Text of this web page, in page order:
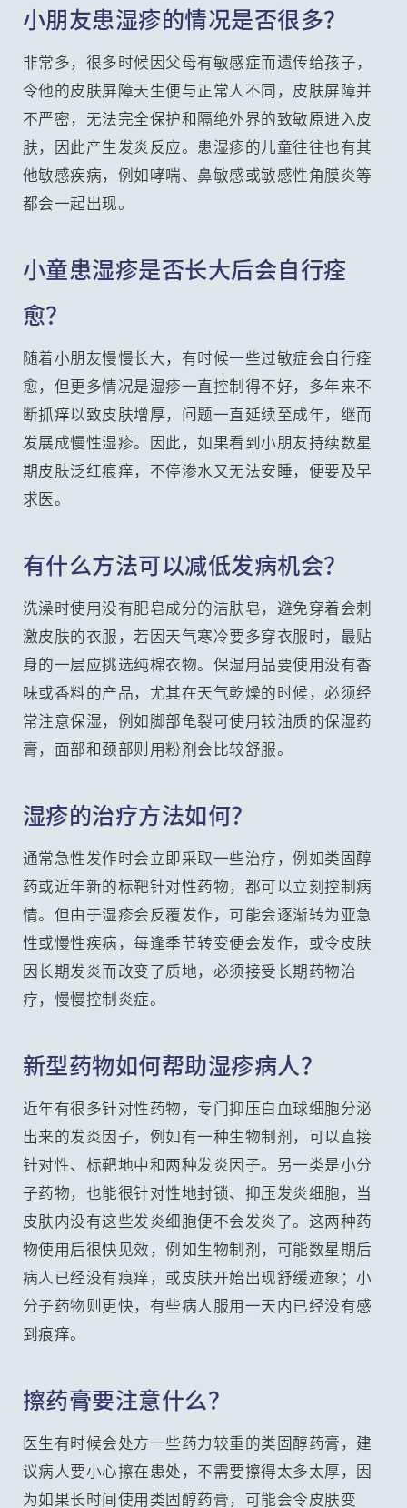
小朋友患湿疹的情况是否很多？
非常多，很多时候因父母有敏感症而遗传给孩子，
令他的皮肤屏障天生便与正常人不同，皮肤屏障并
不严密，无法完全保护和隔绝外界的致敏原进入皮
肤，因此产生发炎反应。患湿疹的儿童往往也有其
他敏感疾病，例如哮喘、鼻敏感或敏感性角膜炎等
都会一起出现。
小童患湿疹是否长大后会自行痊
愈？
随着小朋友慢慢长大，有时候一些过敏症会自行痊
愈，但更多情况是湿疹一直控制得不好，多年来不
断抓痒以致皮肤增厚，问题一直延续至成年，继而
发展成慢性湿疹。因此，如果看到小朋友持续数星
期皮肤泛红痕痒，不停渗水又无法安睡，便要及早
求医。
有什么方法可以减低发病机会？
洗澡时使用没有肥皂成分的洁肤皂，避免穿着会刺
激皮肤的衣服，若因天气寒冷要多穿衣服时，最贴
身的一层应挑选纯棉衣物。保湿用品要使用没有香
味或香料的产品，尤其在天气乾燥的时候，必须经
常注意保湿，例如脚部龟裂可使用较油质的保湿药
膏，面部和颈部则用粉剂会比较舒服。
湿疹的治疗方法如何？
通常急性发作时会立即采取一些治疗，例如类固醇
药或近年新的标靶针对性药物，都可以立刻控制病
情。但由于湿疹会反覆发作，可能会逐渐转为亚急
性或慢性疾病，每逢季节转变便会发作，或令皮肤
因长期发炎而改变了质地，必须接受长期药物治
疗，慢慢控制炎症。
新型药物如何帮助湿疹病人？
近年有很多针对性药物，专门抑压白血球细胞分泌
出来的发炎因子，例如有一种生物制剂，可以直接
针对性、标靶地中和两种发炎因子。另一类是小分
子药物，也能很针对性地封锁、抑压发炎细胞，当
皮肤内没有这些发炎细胞便不会发炎了。这两种药
物使用后很快见效，例如生物制剂，可能数星期后
病人已经没有痕痒，或皮肤开始出现舒缓迹象；小
分子药物则更快，有些病人服用一天内已经没有感
到痕痒。
擦药膏要注意什么？
医生有时候会处方一些药力较重的类固醇药膏，建
议病人要小心擦在患处，不需要擦得太多太厚，因
为如果长时间使用类固醇药膏，可能会令皮肤变